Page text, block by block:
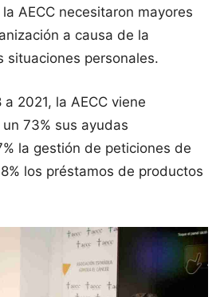
AECC necesitaron mayores
a causa de la
situaciones personales.
2021, la AECC viene
73% sus ayudas
la gestión de peticiones de
los préstamos de productos